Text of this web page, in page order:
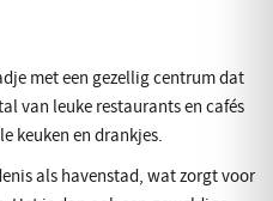
met een gezellig centrum dat
van leuke restaurants en cafés
keuken en drankjes.
als havenstad, wat zorgt voor